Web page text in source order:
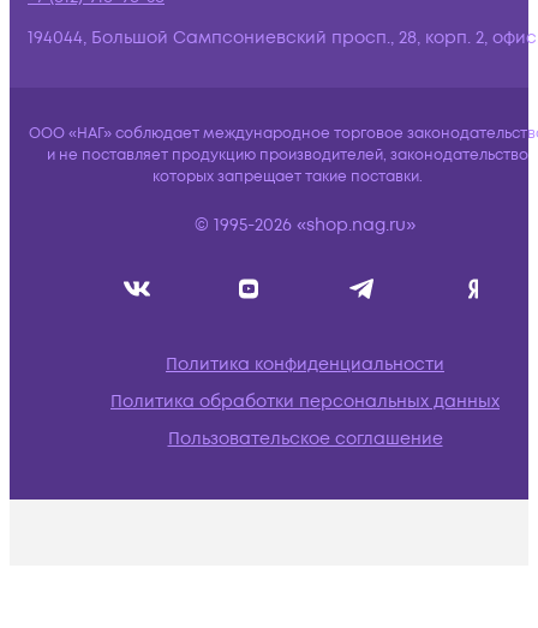
194044, Большой Сампсониевский просп., 28, корп. 2,
ООО «НАГ» соблюдает международное торговое
и не поставляет продукцию производителей, законодательство
которых запрещает такие поставки.
© 1995-2026 «shop.nag.ru»
Политика конфиденциальности
Политика обработки персональных данных
Пользовательское соглашение